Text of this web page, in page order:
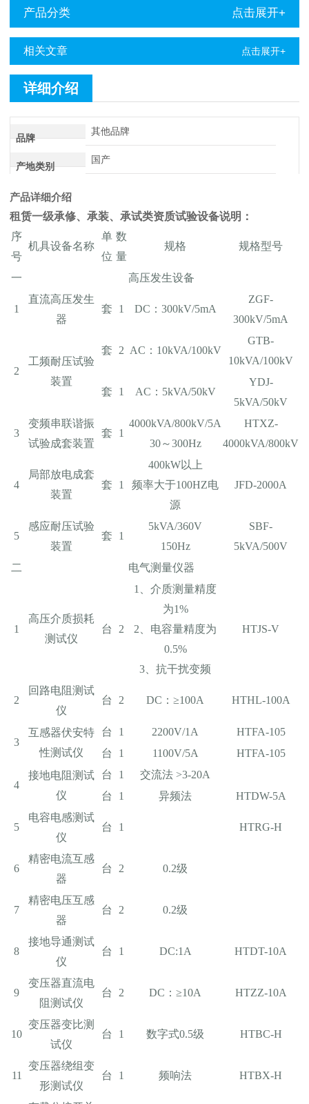
产品分类 点击展开+
相关文章 点击展开+
详细介绍
品牌
其他品牌
产地类别
国产
产品详细介绍
租赁一级承修、承装、承试类资质试验设备说明：
序
号
机具设备名称
单
位
数
量
规格 规格型号
一 高压发生设备
1
直流高压发生
器
套 1 DC：300kV/5mA
ZGF-
300kV/5mA
2
工频耐压试验
装置
套 2 AC：10kVA/100kV
GTB-
10kVA/100kV
套 1 AC：5kVA/50kV
YDJ-
5kVA/50kV
3
变频串联谐振
试验成套装置
套 1
4000kVA/800kV/5A
30～300Hz
HTXZ-
4000kVA/800kV
4
局部放电成套
装置
套 1
400kW以上
频率大于100HZ电
源
JFD-2000A
5
感应耐压试验
装置
套 1
5kVA/360V
150Hz
SBF-
5kVA/500V
二
电气测量仪器
1
高压介质损耗
测试仪
台 2
1、介质测量精度
为1%
2、电容量精度为
0.5%
3、抗干扰变频
HTJS-V
2
回路电阻测试
仪
台 2 DC：≥100A HTHL-100A
3
互感器伏安特
性测试仪
台 1 2200V/1A
HTFA-105
台
1 1100V/5A HTFA-105
4
接地电阻测试
仪
台 1
交流法 >3-20A
台
1 异频法 HTDW-5A
5
电容电感测试
仪
台 1 HTRG-H
6
精密电流互感
器
台 2 0.2级
7
精密电压互感
器
台 2 0.2级
8
接地导通测试
仪
台 1 DC:1A HTDT-10A
9
变压器直流电
阻测试仪
台 2 DC：≥10A HTZZ-10A
10
变压器变比测
试仪
台 1 数字式0.5级 HTBC-H
11
变压器绕组变
形测试仪
台 1 频响法 HTBX-H